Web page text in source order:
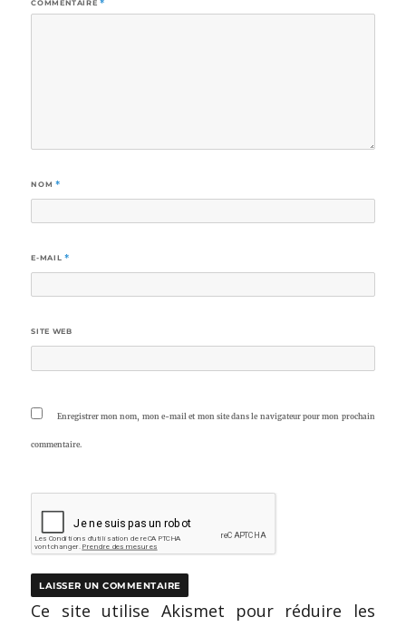
COMMENTAIRE *
NOM *
E-MAIL *
SITE WEB
Enregistrer mon nom, mon e-mail et mon site dans le navigateur pour mon prochain
commentaire.
Ce site utilise Akismet pour réduire les